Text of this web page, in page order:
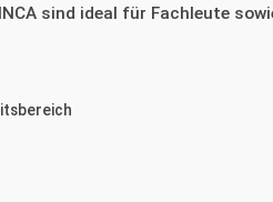
sind ideal für Fachleute